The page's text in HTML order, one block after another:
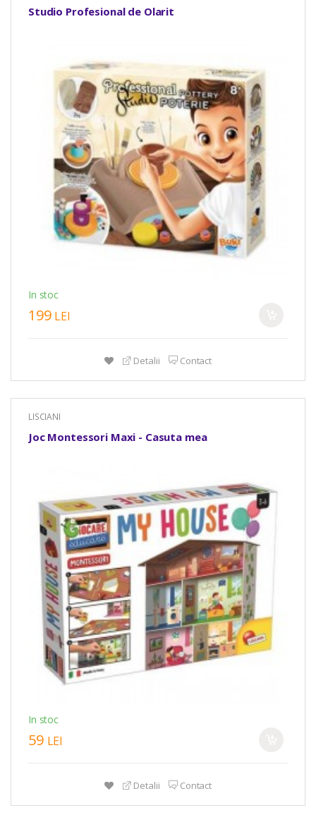
Studio Profesional de Olarit
In stoc
199 LEI
Detalii Contact
LISCIANI
Joc Montessori Maxi - Casuta mea
In stoc
59 LEI
Detalii Contact